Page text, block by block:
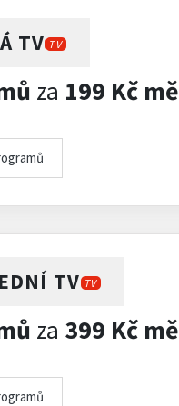
TV TV
za 199 Kč
TV TV
za 399 Kč